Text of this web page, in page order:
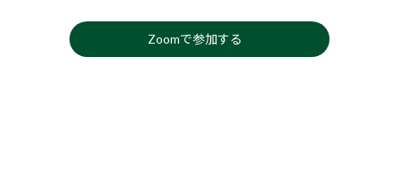
Zoomで参加する